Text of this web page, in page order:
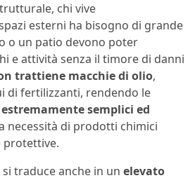
chi vive
esterni ha bisogno di grande
o un patio devono poter
e attività senza il timore di danni
trattiene macchie di olio,
di fertilizzanti, rendendo le
semplici ed
necessità di prodotti chimici
protettive.
traduce anche in un elevato